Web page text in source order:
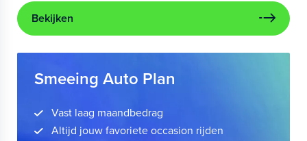
Bekijken
Smeeing Auto Plan
Vast laag maandbedrag
Altijd jouw favoriete occasion rijden